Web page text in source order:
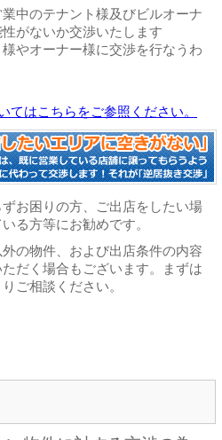
中のテナント様及びビルオーナ
がないか交渉いたします
やオーナー様に交渉を行なうわ
てはこちらをご参照ください。
お困りの方、ご出店をしたい場
る方等にお勧めです。
の物件、および出店条件の内容
だく場合もございます。まずは
ご相談ください。